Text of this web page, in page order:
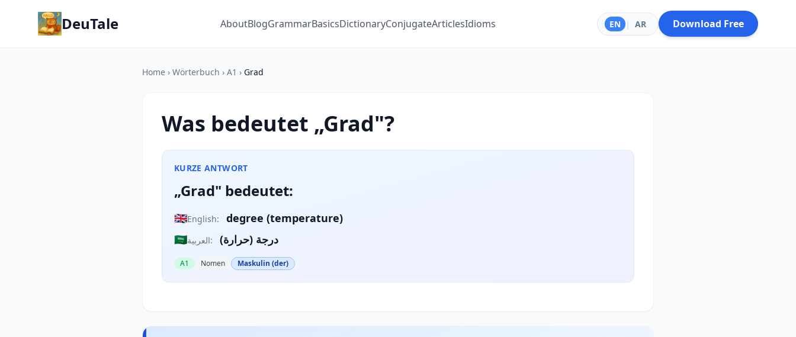
DeuTale AboutBlogGrammarBasicsDictionaryConjugateArticlesIdioms EN | AR Download Free
Home › Wörterbuch › A1 › Grad
Was bedeutet „Grad"?
KURZE ANTWORT
„Grad" bedeutet:
🇬🇧English:
degree (temperature)
🇸🇦
العربية: درجة (حرارة)
A1 Nomen Maskulin (der)